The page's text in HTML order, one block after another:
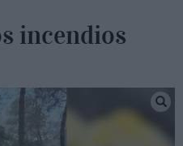
incendios